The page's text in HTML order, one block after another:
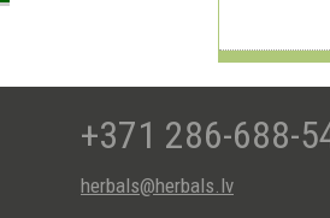
+371 286-688-
herbals@herbals.lv